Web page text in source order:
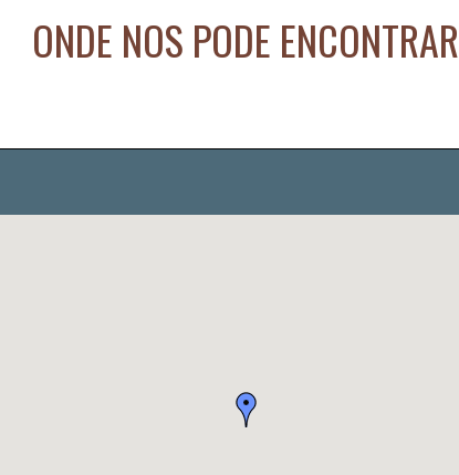
ONDE NOS PODE ENCONTRAR